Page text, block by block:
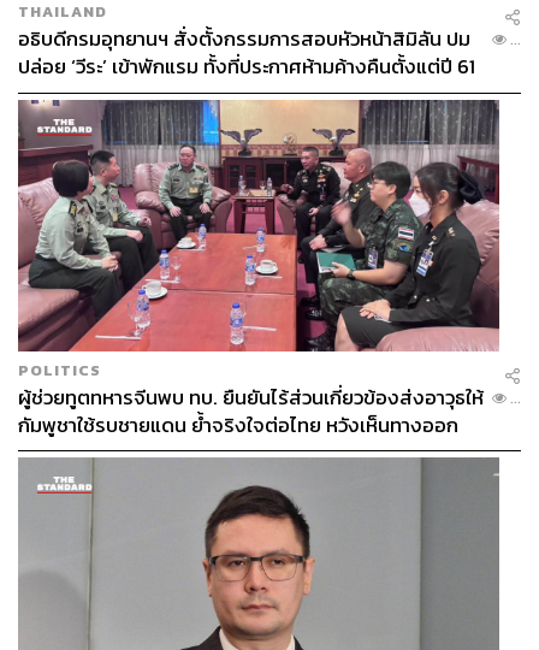
THAILAND
อธิบดีกรมอุทยานฯ สั่งตั้งกรรมการสอบหัวหน้าสิมิลัน ปม
ปล่อย ‘วีระ’ เข้าพักแรม ทั้งที่ประกาศห้ามค้างคืนตั้งแต่ปี 61
...
POLITICS
ผู้ช่วยทูตทหารจีนพบ ทบ. ยืนยันไร้ส่วนเกี่ยวข้องส่งอาวุธให้
กัมพูชาใช้รบชายแดน ย้ำจริงใจต่อไทย หวังเห็นทางออก
สันติวิธี
...